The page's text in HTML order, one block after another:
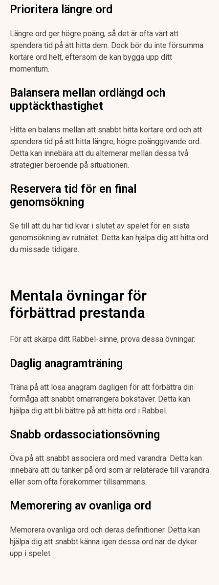
Prioritera längre ord
Längre ord ger högre poäng, så det är ofta värt att
spendera tid på att hitta dem. Dock bör du inte försumma
kortare ord helt, eftersom de kan bygga upp ditt
momentum.
Balansera mellan ordlängd och
upptäckthastighet
Hitta en balans mellan att snabbt hitta kortare ord och att
spendera tid på att hitta längre, högre poänggivande ord.
Detta kan innebära att du alternerar mellan dessa två
strategier beroende på situationen.
Reservera tid för en final
genomsökning
Se till att du har tid kvar i slutet av spelet för en sista
genomsökning av rutnätet. Detta kan hjälpa dig att hitta ord
du missade tidigare.
Mentala övningar för
förbättrad prestanda
För att skärpa ditt Rabbel-sinne, prova dessa övningar:
Daglig anagramträning
Träna på att lösa anagram dagligen för att förbättra din
förmåga att snabbt omarrangera bokstäver. Detta kan
hjälpa dig att bli bättre på att hitta ord i Rabbel.
Snabb ordassociationsövning
Öva på att snabbt associera ord med varandra. Detta kan
innebära att du tänker på ord som är relaterade till varandra
eller som ofta förekommer tillsammans.
Memorering av ovanliga ord
Memorera ovanliga ord och deras definitioner. Detta kan
hjälpa dig att snabbt känna igen dessa ord när de dyker
upp i spelet.